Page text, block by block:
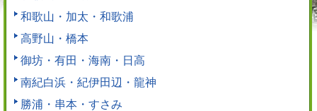
和歌山・加太・和歌浦
高野山・橋本
御坊・有田・海南・日高
南紀白浜・紀伊田辺・龍神
勝浦・串本・すさみ